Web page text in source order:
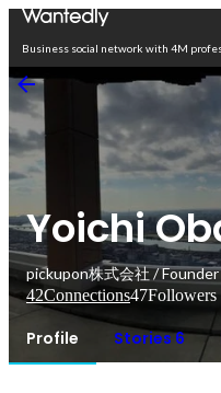
Business social network with 4M
Yoichi
pickupon株式会社 /
42Connections47Followers
Profile Stories 6